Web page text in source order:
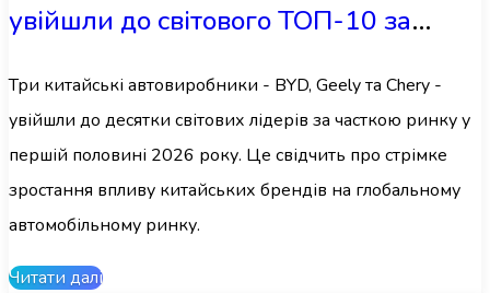
увійшли до світового ТОП-10 за
Три китайські автовиробники - BYD, Geely та Chery -
увійшли до десятки світових лідерів за часткою ринку у
першій половині 2026 року. Це свідчить про стрімке
зростання впливу китайських брендів на глобальному
автомобільному ринку.
Читати далі